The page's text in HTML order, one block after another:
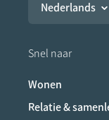
Nederlands
Snel naar
Wonen
Relatie &